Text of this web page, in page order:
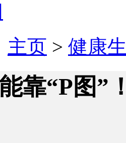
主页 > 健康
靠“P图”